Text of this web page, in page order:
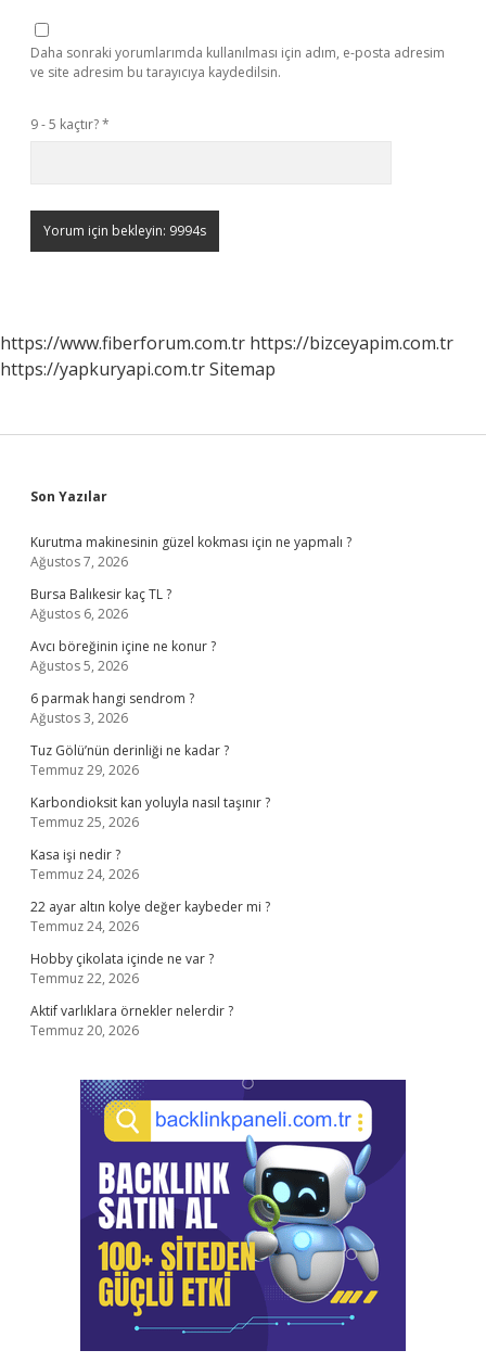
Daha sonraki yorumlarımda kullanılması için adım, e-posta adresim
ve site adresim bu tarayıcıya kaydedilsin.
9 - 5 kaçtır?*
https://www.fiberforum.com.tr https://bizceyapim.com.tr
https://yapkuryapi.com.trSitemap
Sidebar
Son Yazılar
Kurutma makinesinin güzel kokması için ne yapmalı ?
Ağustos 7, 2026
Bursa Balıkesir kaç TL ?
Ağustos 6, 2026
Avcı böreğinin içine ne konur ?
Ağustos 5, 2026
6 parmak hangi sendrom ?
Ağustos 3, 2026
Tuz Gölü’nün derinliği ne kadar ?
Temmuz 29, 2026
Karbondioksit kan yoluyla nasıl taşınır ?
Temmuz 25, 2026
Kasa işi nedir ?
Temmuz 24, 2026
22 ayar altın kolye değer kaybeder mi ?
Temmuz 24, 2026
Hobby çikolata içinde ne var ?
Temmuz 22, 2026
Aktif varlıklara örnekler nelerdir ?
Temmuz 20, 2026